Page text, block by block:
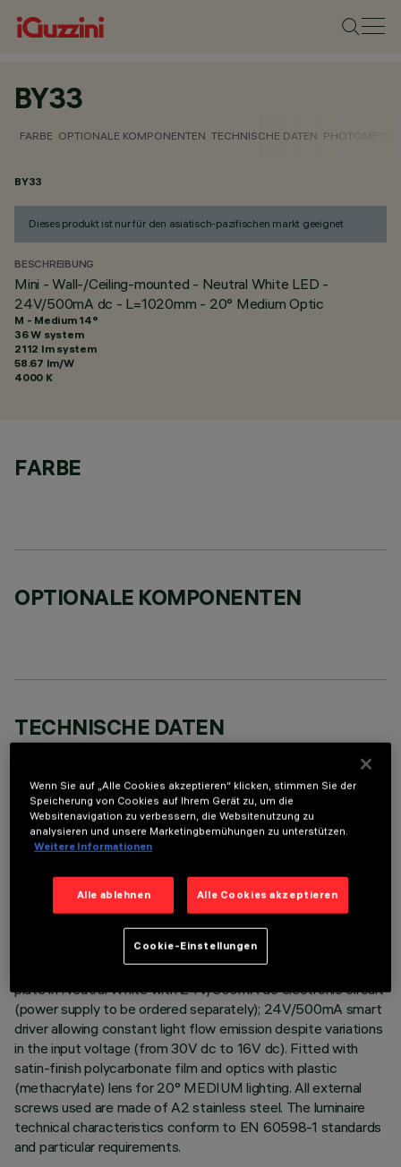
BY33
FARBE OPTIONALE KOMPONENTEN TECHNISCHE DATEN
BY33
Dieses produkt ist nur für den asiatisch-pazifischen markt geeignet
BESCHREIBUNG
Mini - Wall-/Ceiling-mounted - Neutral White LED -
24V/500mA dc - L=1020mm - 20° Medium Optic
M - Medium 14°
36 W system
2112 lm system
58.67 lm/W
4000 K
FARBE
OPTIONALE KOMPONENTEN
TECHNISCHE DATEN
BESCHREIBUNG
Direct light luminaire, designed to use monochrome LED
lamps. Ceiling- and wall-mounted. Consists of a body and
aluminium body, with zamak die-cast end caps complete with
silicone gaskets. Coated with liquid acrylic paint with a high
level of weather and UV ray resistance. The top of the
optical assembly is closed by a 3 mm thick transparent glass
screen, fixed with silicone. Complete with multi-LED power
plate in Neutral White with 24V/500mA dc electronic circuit
(power supply to be ordered separately); 24V/500mA smart
driver allowing constant light flow emission despite variations
in the input voltage (from 30V dc to 16V dc). Fitted with
satin-finish polycarbonate film and optics with plastic
(methacrylate) lens for 20° MEDIUM lighting. All external
screws used are made of A2 stainless steel. The luminaire
technical characteristics conform to EN 60598-1 standards
and particular requirements.
Wenn Sie auf „Alle Cookies akzeptieren“ klicken, stimmen Sie der
Speicherung von Cookies auf Ihrem Gerät zu, um die
Websitenavigation zu verbessern, die Websitenutzung zu
analysieren und unsere Marketingbemühungen zu unterstützen.
Weitere Informationen
Alle ablehnen Alle Cookies akzeptieren
Cookie-Einstellungen